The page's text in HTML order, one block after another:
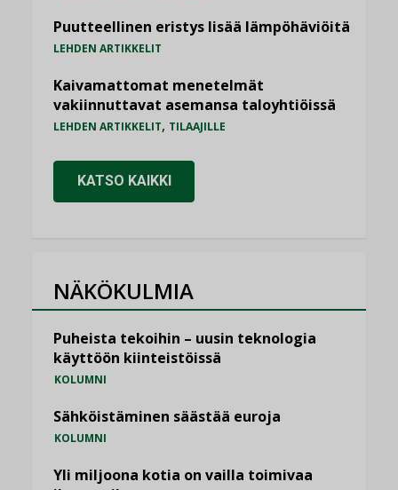
Puutteellinen eristys lisää lämpöhäviöitä
LEHDEN ARTIKKELIT
Kaivamattomat menetelmät
vakiinnuttavat asemansa taloyhtiöissä
LEHDEN ARTIKKELIT, TILAAJILLE
KATSO KAIKKI
NÄKÖKULMIA
Puheista tekoihin – uusin teknologia
käyttöön kiinteistöissä
KOLUMNI
Sähköistäminen säästää euroja
KOLUMNI
Yli miljoona kotia on vailla toimivaa